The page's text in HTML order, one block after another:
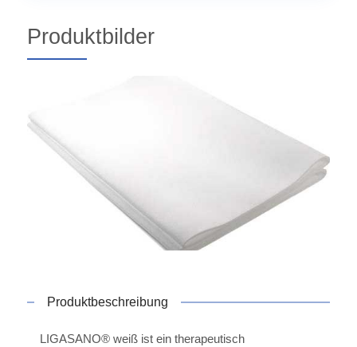
Produktbilder
Produktbeschreibung
LIGASANO® weiß ist ein therapeutisch